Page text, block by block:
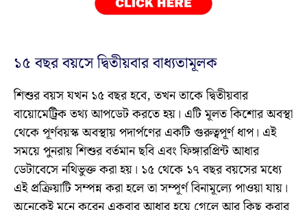
১৫ বছর বয়সে দ্বিতীয়বার বাধ্যতামূলক
শিশুর বয়স যখন ১৫ বছর হবে, তখন তাকে দ্বিতীয়বার
বায়োমেট্রিক তথ্য আপডেট করতে হয়। এটি মূলত কিশোর অবস্থা
থেকে পূর্ণবয়স্ক অবস্থায় পদার্পণের একটি গুরুত্বপূর্ণ ধাপ। এই
সময়ে পুনরায় শিশুর বর্তমান ছবি এবং ফিঙ্গারপ্রিন্ট আধার
ডেটাবেসে নথিভুক্ত করা হয়। ১৫ থেকে ১৭ বছর বয়সের মধ্যে
এই প্রক্রিয়াটি সম্পন্ন করা হলে তা সম্পূর্ণ বিনামূল্যে পাওয়া যায়।